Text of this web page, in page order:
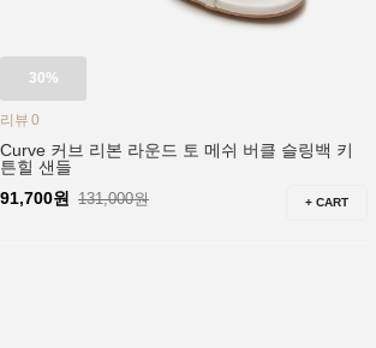
30%
리뷰 0
Curve 커브 리본 라운드 토 메쉬 버클 슬링백 키
튼힐 샌들
91,700원
131,000원 + CART